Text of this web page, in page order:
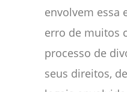
envolvem essa
erro de muitos
processo de
seus direitos,